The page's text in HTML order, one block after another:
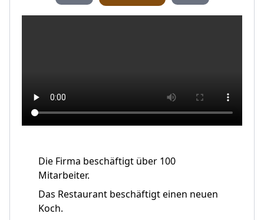
Die Firma beschäftigt über 100
Mitarbeiter.
Das Restaurant beschäftigt einen neuen
Koch.